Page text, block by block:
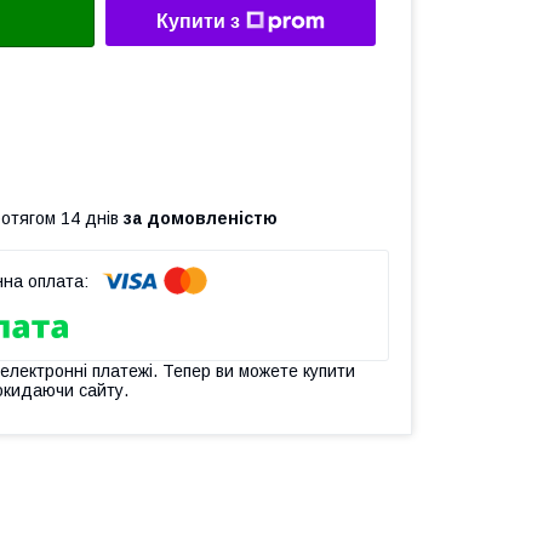
Купити з
14 днів за домовленістю
платежі. Тепер ви можете купити
сайту.